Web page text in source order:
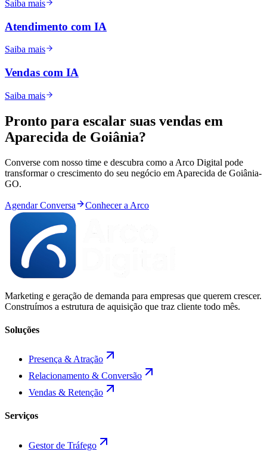
Saiba mais
Atendimento com IA
Saiba mais
Vendas com IA
Saiba mais
Pronto para escalar suas vendas em
Aparecida de Goiânia?
Converse com nosso time e descubra como a Arco Digital pode
transformar o crescimento do seu negócio em Aparecida de Goiânia-
GO.
Agendar Conversa Conhecer a Arco
Marketing e geração de demanda para empresas que querem crescer.
Construímos a estrutura de aquisição que traz cliente todo mês.
Soluções
Presença & Atração
Relacionamento & Conversão
Vendas & Retenção
Serviços
Gestor de Tráfego